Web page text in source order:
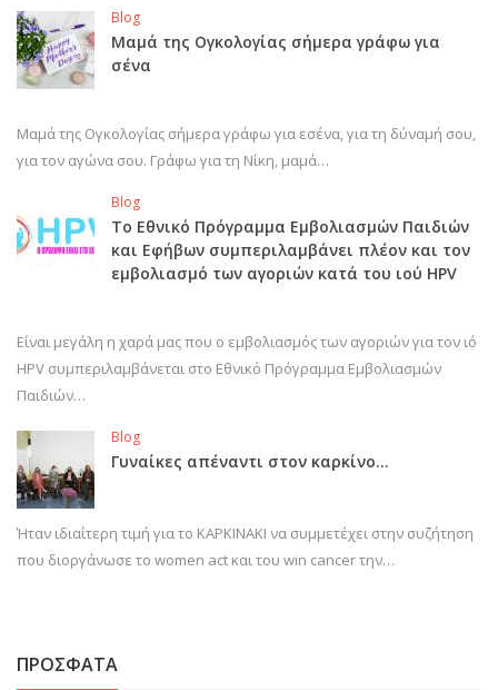
Blog
Μαμά της Ογκολογίας σήμερα γράφω για
σένα
Μαμά της Ογκολογίας σήμερα γράφω για εσένα, για τη δύναμή σου,
για τον αγώνα σου. Γράφω για τη Νίκη, μαμά…
Blog
Το Εθνικό Πρόγραμμα Εμβολιασμών Παιδιών
και Εφήβων συμπεριλαμβάνει πλέον και τον
εμβολιασμό των αγοριών κατά του ιού HPV
Είναι μεγάλη η χαρά μας που ο εμβολιασμός των αγοριών για τον ιό
HPV συμπεριλαμβάνεται στο Εθνικό Πρόγραμμα Εμβολιασμών
Παιδιών…
Blog
Γυναίκες απέναντι στον καρκίνο…
Ήταν ιδιαίτερη τιμή για το ΚΑΡΚΙΝΑΚΙ να συμμετέχει στην συζήτηση
που διοργάνωσε το women act και του win cancer την…
ΠΡΟΣΦΑΤΑ